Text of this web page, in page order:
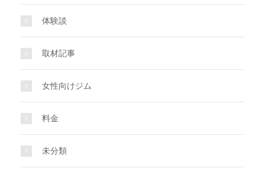
体験談
取材記事
女性向けジム
料金
未分類